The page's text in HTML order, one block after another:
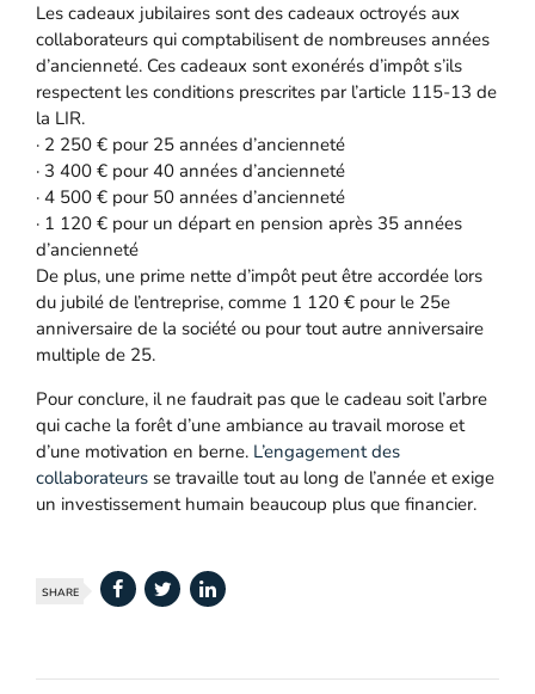
Les cadeaux jubilaires sont des cadeaux octroyés aux
collaborateurs qui comptabilisent de nombreuses années
d’ancienneté. Ces cadeaux sont exonérés d’impôt s’ils
respectent les conditions prescrites par l’article 115-13 de
la LIR.
· 2 250 € pour 25 années d’ancienneté
· 3 400 € pour 40 années d’ancienneté
· 4 500 € pour 50 années d’ancienneté
· 1 120 € pour un départ en pension après 35 années
d’ancienneté
De plus, une prime nette d’impôt peut être accordée lors
du jubilé de l’entreprise, comme 1 120 € pour le 25e
anniversaire de la société ou pour tout autre anniversaire
multiple de 25.
Pour conclure, il ne faudrait pas que le cadeau soit l’arbre
qui cache la forêt d’une ambiance au travail morose et
d’une motivation en berne. L’engagement des
collaborateurs se travaille tout au long de l’année et exige
un investissement humain beaucoup plus que financier.
SHARE